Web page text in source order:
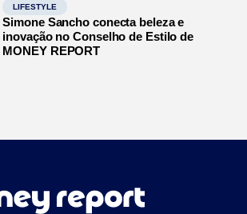
LIFESTYLE
Simone Sancho conecta beleza e
inovação no Conselho de Estilo de
MONEY REPORT